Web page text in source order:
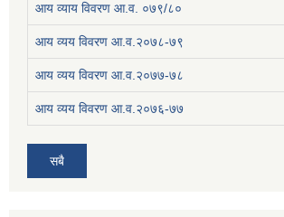
आय व्याय विवरण आ.व. ०७९/८०
आय व्यय विवरण आ.व.२०७८-७९
आय व्यय विवरण आ.व.२०७७-७८
आय व्यय विवरण आ.व.२०७६-७७
सबै